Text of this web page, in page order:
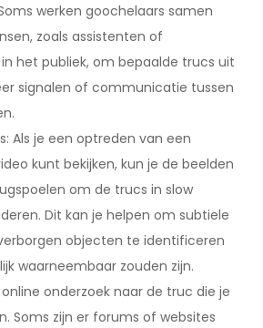
werken goochelaars samen
zoals assistenten of
het publiek, om bepaalde trucs uit
signalen of communicatie tussen
Als je een optreden van een
kunt bekijken, kun je de beelden
om de trucs in slow
Dit kan je helpen om subtiele
objecten te identificeren
waarneembaar zouden zijn.
onderzoek naar de truc die je
Soms zijn er forums of websites